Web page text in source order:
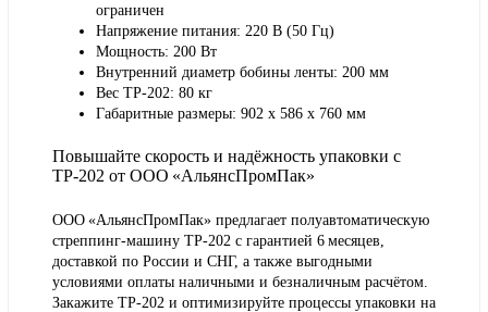
ограничен
Напряжение питания: 220 В (50 Гц)
Мощность: 200 Вт
Внутренний диаметр бобины ленты: 200 мм
Вес ТР-202: 80 кг
Габаритные размеры: 902 х 586 х 760 мм
Повышайте скорость и надёжность упаковки с
TP‑202 от ООО «АльянсПромПак»
ООО «АльянсПромПак» предлагает полуавтоматическую
стреппинг‑машину TP‑202 с гарантией 6 месяцев,
доставкой по России и СНГ, а также выгодными
условиями оплаты наличными и безналичным расчётом.
Закажите TP‑202 и оптимизируйте процессы упаковки на